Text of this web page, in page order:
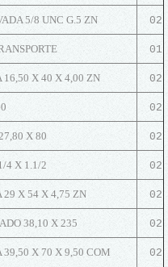
5/8 UNC G.5 ZN 02
01
16,50 X 40 X 4,00 ZN 02
02
X 80 02
4 X 1.1/2 02
29 X 54 X 4,75 ZN 02
38,10 X 235 02
39,50 X 70 X 9,50 COM 02